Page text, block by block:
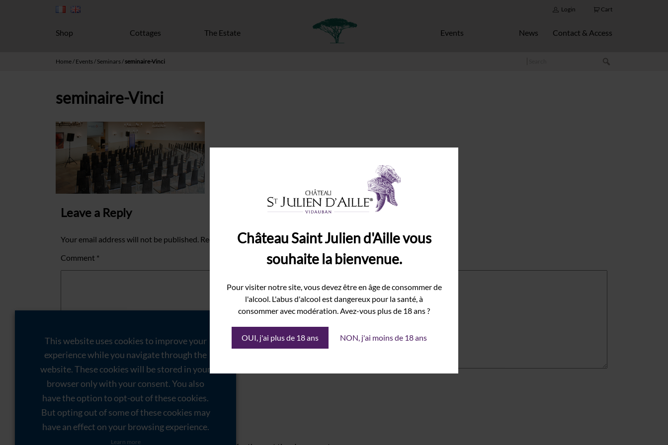
Château Saint Julien d'Aille vous
souhaite la bienvenue.
Pour visiter notre site, vous devez être en âge de consommer de
l'alcool. L'abus d'alcool est dangereux pour la santé, à
consommer avec modération. Avez-vous plus de 18 ans ?
OUI, j'ai plus de 18 ans NON, j'ai moins de 18 ans
Login Cart
Shop Cottages The Estate Contact & Access
News
Events
Home/ Events/ Seminars/seminaire-Vinci
Search
seminaire-Vinci
Leave a Reply
Your email address will not be published. Required fields are marked*
Comment *
Name*
*
Website
This website uses cookies to improve your
experience while you navigate through the
website. These cookies will be stored in your
browser only with your consent. You also
have the option to opt-out of these cookies.
But opting out of some of these cookies may
have an effect on your browsing experience.
Learn more